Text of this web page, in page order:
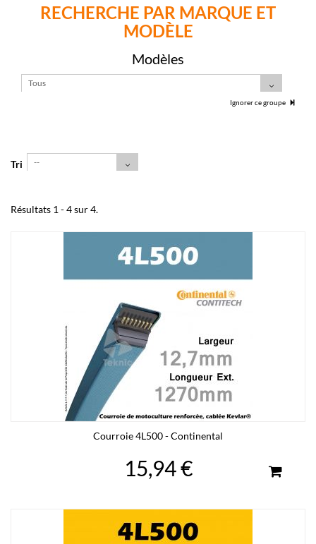
RECHERCHE PAR MARQUE ET
MODÈLE
Modèles
Tous
Ignorer ce groupe
Tri --
Résultats 1 - 4 sur 4.
Courroie 4L500 - Continental
15,94 €